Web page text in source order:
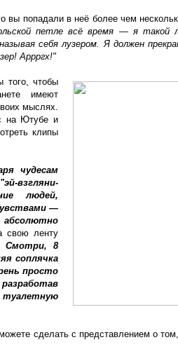
вы попадали в неё более чем
петле всё время — я такой
себя лузером. Я должен
Аррргх!"
того, чтобы
имеют
мыслях.
на Ютубе и
клипы
чудесам
взгляни-
людей,
—
свою ленту
Смотри, 8
соплячка
просто
сделать с представлением о